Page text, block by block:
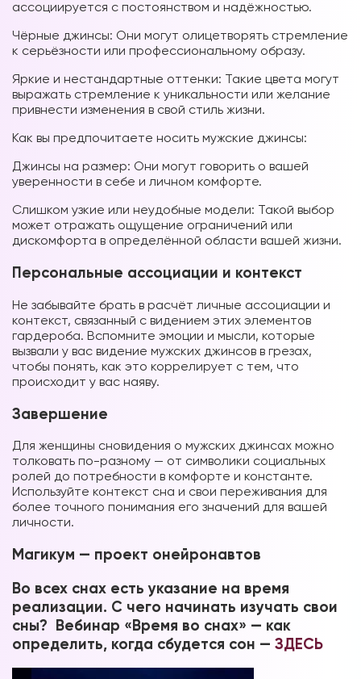
ассоциируется с постоянством и надёжностью.
Чёрные джинсы: Они могут олицетворять стремление
к серьёзности или профессиональному образу.
Яркие и нестандартные оттенки: Такие цвета могут
выражать стремление к уникальности или желание
привнести изменения в свой стиль жизни.
Как вы предпочитаете носить мужские джинсы:
Джинсы на размер: Они могут говорить о вашей
уверенности в себе и личном комфорте.
Слишком узкие или неудобные модели: Такой выбор
может отражать ощущение ограничений или
дискомфорта в определённой области вашей жизни.
Персональные ассоциации и контекст
Не забывайте брать в расчёт личные ассоциации и
контекст, связанный с видением этих элементов
гардероба. Вспомните эмоции и мысли, которые
вызвали у вас видение мужских джинсов в грезах,
чтобы понять, как это коррелирует с тем, что
происходит у вас наяву.
Завершение
Для женщины сновидения о мужских джинсах можно
толковать по-разному — от символики социальных
ролей до потребности в комфорте и константе.
Используйте контекст сна и свои переживания для
более точного понимания его значений для вашей
личности.
Магикум — проект онейронавтов
Во всех снах есть указание на время
реализации. С чего начинать изучать свои
сны? Вебинар «Время во снах» — как
определить, когда сбудется сон — ЗДЕСЬ